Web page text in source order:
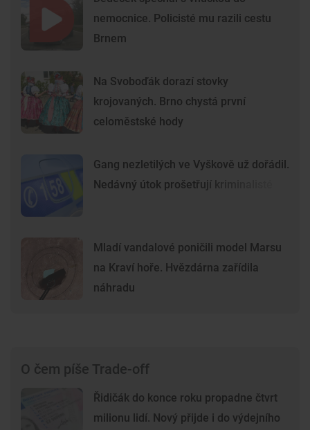
nemocnice. Policisté mu razili cestu
Brnem
Na Svoboďák dorazí stovky
krojovaných. Brno chystá první
celoměstské hody
Gang nezletilých ve Vyškově už dořádil.
Nedávný útok prošetřují kriminalisté
Mladí vandalové poničili model Marsu
na Kraví hoře. Hvězdárna zařídila
náhradu
O čem píše Trade-off
Řidičák do konce roku propadne čtvrt
milionu lidí. Nový přijde i do výdejního